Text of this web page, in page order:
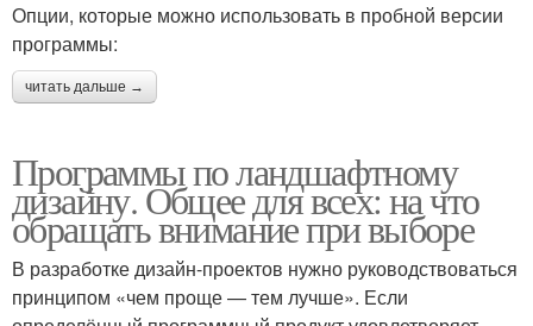
Опции, которые можно использовать в пробной версии
программы:
читать дальше →
Программы по ландшафтному
дизайну. Общее для всех: на что
обращать внимание при выборе
В разработке дизайн-проектов нужно руководствоваться
принципом «чем проще — тем лучше». Если